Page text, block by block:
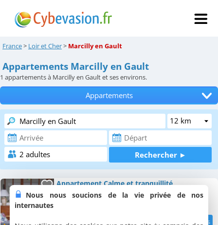
France> Loir et Cher> Marcilly en Gault
Appartements Marcilly en Gault
1 appartements à Marcilly en Gault et ses environs.
Appartements
Tous les hébergements
Hôtels
Chambres d'hôtes
Campings
Appartement Calme et tranquillité
Appartement, 55 m²
4 personnes, 2 chambres, 1 salle de bains
Nous nous soucions de la vie privée de nos
internautes